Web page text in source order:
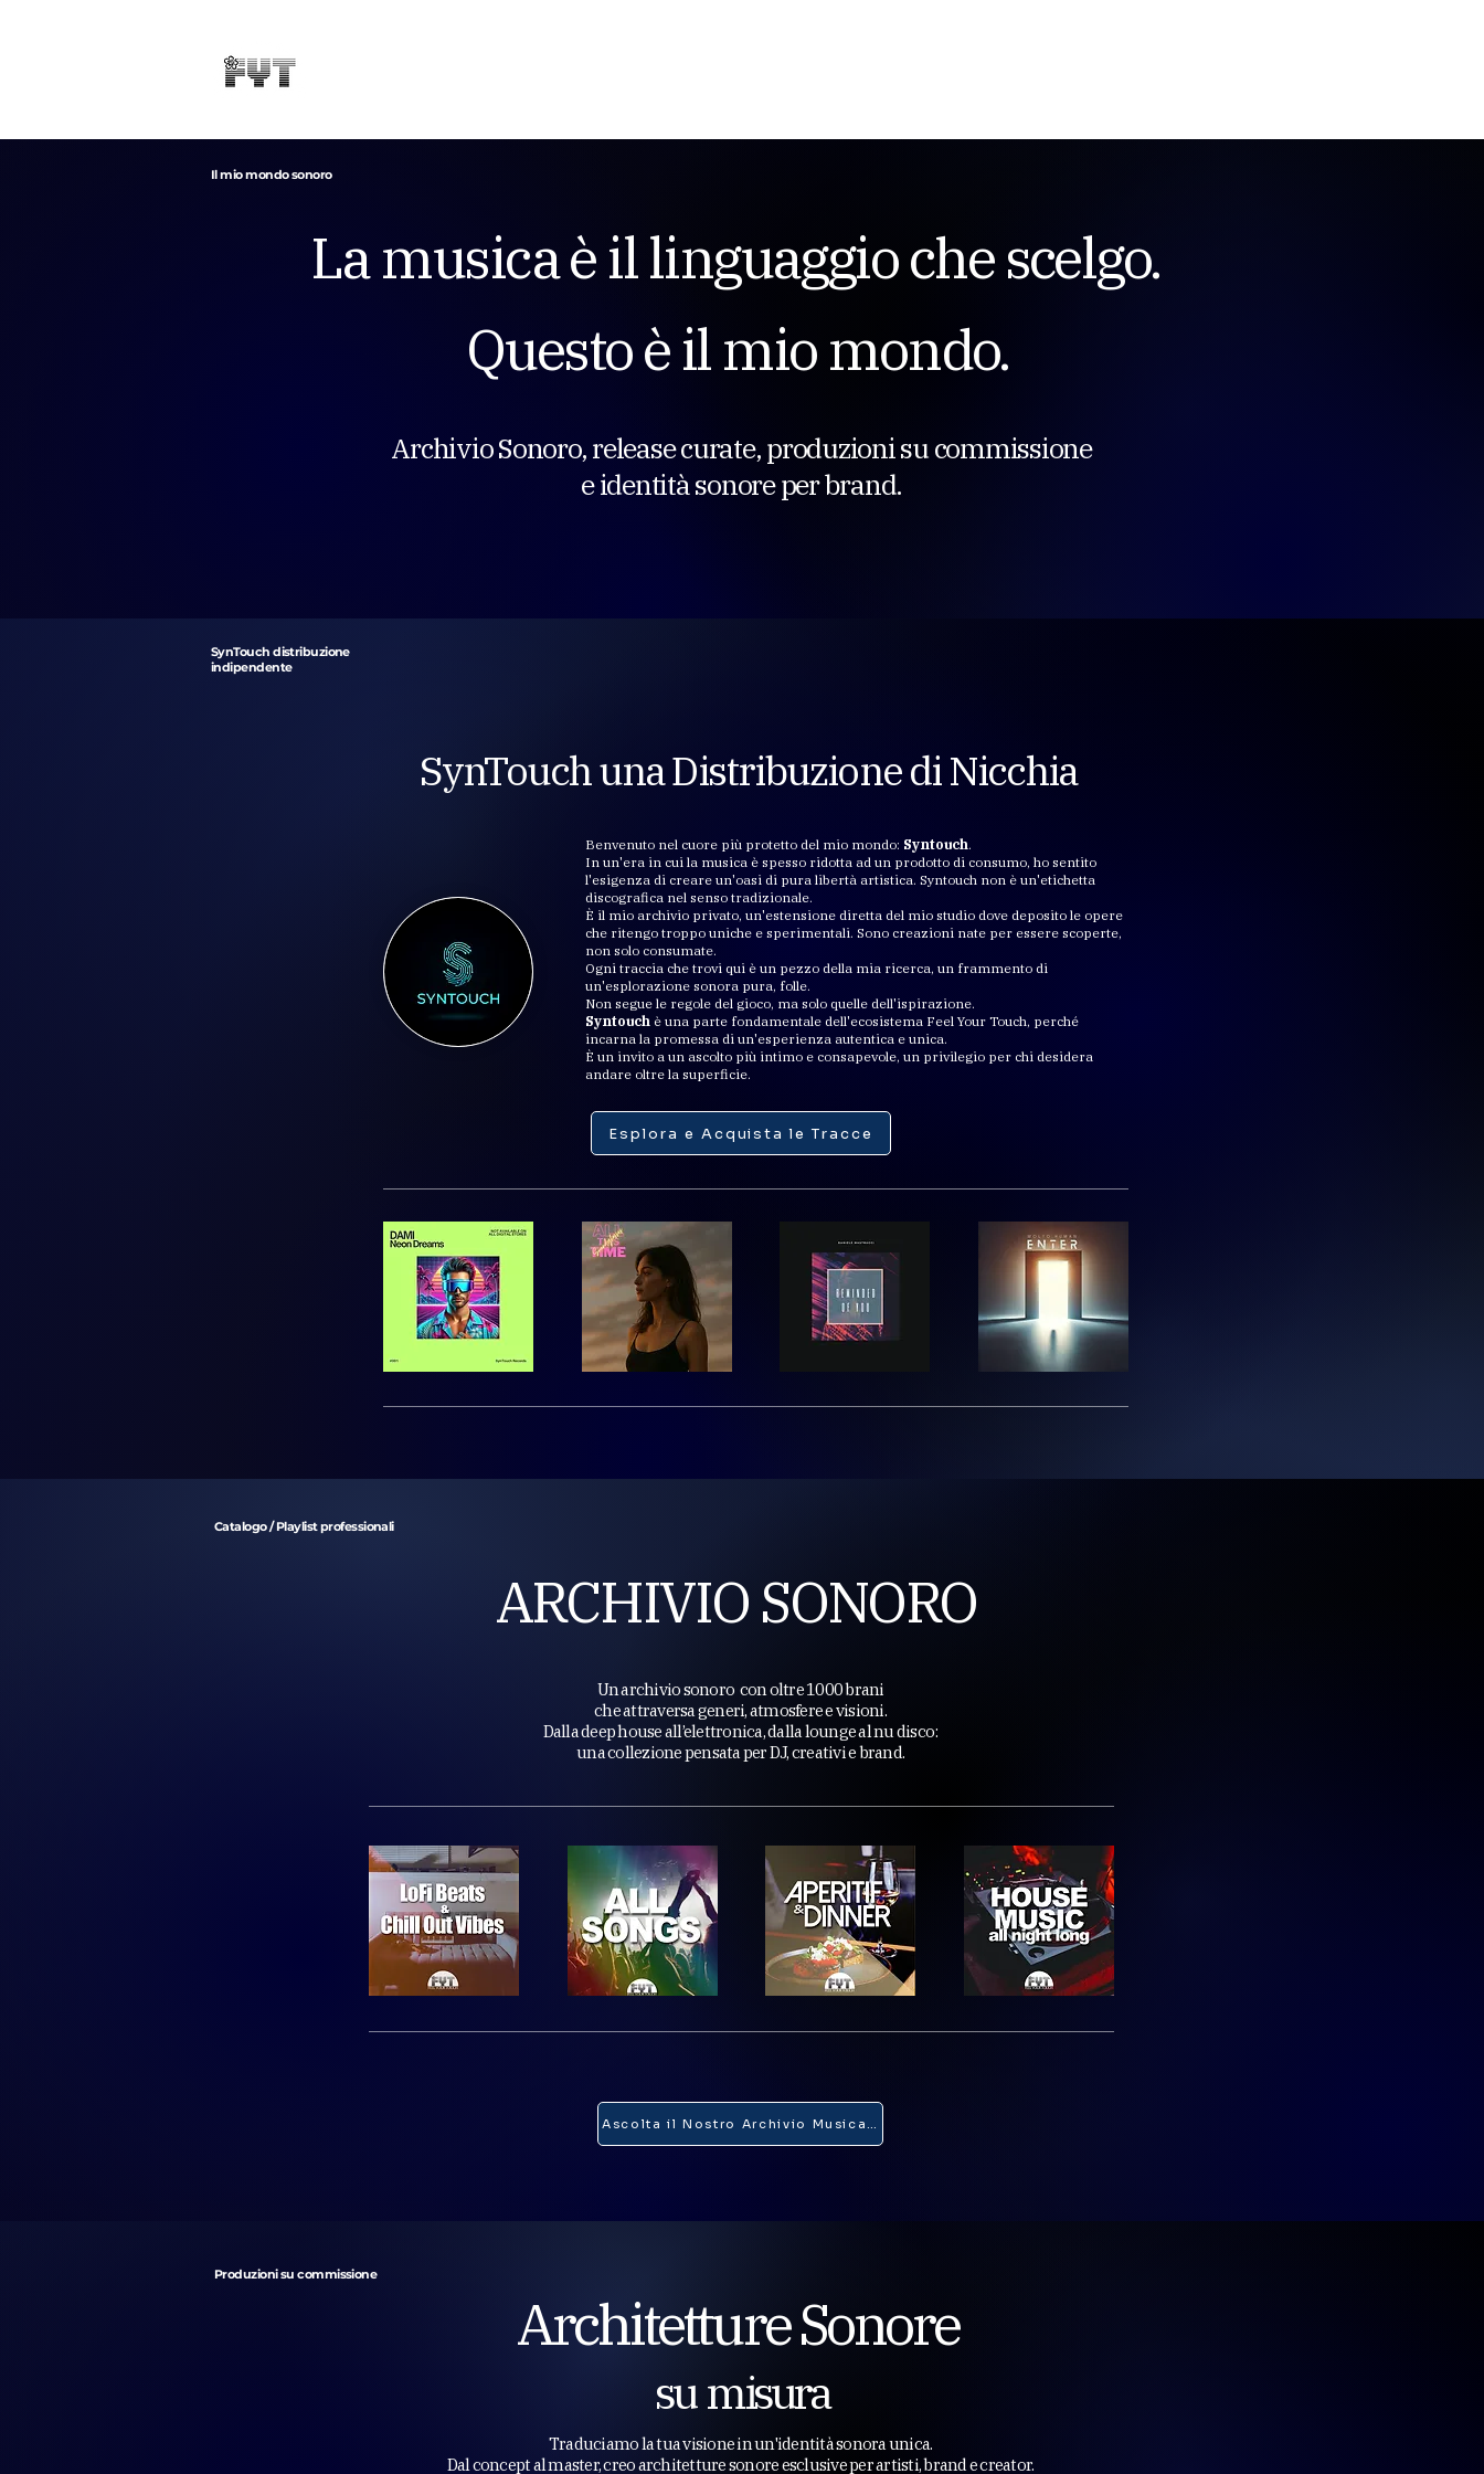
Il mio mondo sonoro
La musica è il linguaggio che scelgo.
Questo è il mio mondo.
Archivio Sonoro, release curate, produzioni su commissione
e identità sonore per brand.
SynTouch distribuzione
indipendente
SynTouch una Distribuzione di Nicchia
Benvenuto nel cuore più protetto del mio mondo: Syntouch.
In un'era in cui la musica è spesso ridotta ad un prodotto di consumo, ho sentito
l'esigenza di creare un'oasi di pura libertà artistica. Syntouch non è un'etichetta
discografica nel senso tradizionale.
È il mio archivio privato, un'estensione diretta del mio studio dove deposito le opere
che ritengo troppo uniche e sperimentali. Sono creazioni nate per essere scoperte,
non solo consumate.
Ogni traccia che trovi qui è un pezzo della mia ricerca, un frammento di
un'esplorazione sonora pura, folle.
Non segue le regole del gioco, ma solo quelle dell'ispirazione.
Syntouch è una parte fondamentale dell'ecosistema Feel Your Touch, perché
incarna la promessa di un'esperienza autentica e unica.
È un invito a un ascolto più intimo e consapevole, un privilegio per chi desidera
andare oltre la superficie.
Esplora e Acquista le Tracce
Catalogo / Playlist professionali
ARCHIVIO SONORO
Un archivio sonoro con oltre 1000 brani
che attraversa generi, atmosfere e visioni.
Dalla deep house all’elettronica, dalla lounge al nu disco:
una collezione pensata per DJ, creativi e brand.
Ascolta il Nostro Archivio Musicale
Produzioni su commissione
Architetture Sonore
su misura
Traduciamo la tua visione in un'identità sonora unica.
Dal concept al master, creo architetture sonore esclusive per artisti, brand e creator.